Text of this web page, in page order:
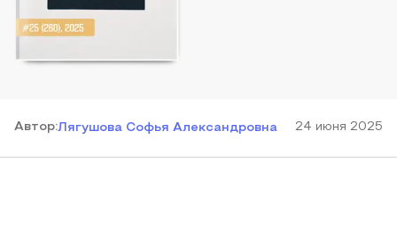
Автор:Лягушова Софья Александровна 24 июня 2025